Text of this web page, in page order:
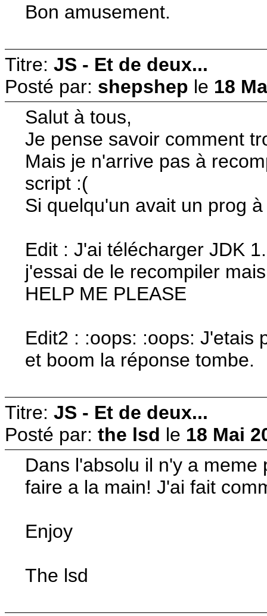
Bon amusement.
Titre: JS - Et de deux...
Posté par: shepshep le 18
Salut à tous,
Je pense savoir comment
Mais je n'arrive pas à
script :(
Si quelqu'un avait un prog
Edit : J'ai télécharger JDK
j'essai de le recompiler
HELP ME PLEASE
Edit2 : :oops: :oops: J'etais
et boom la réponse tombe.
Titre: JS - Et de deux...
Posté par: the lsd le 18 Mai
Dans l'absolu il n'y a
faire a la main! J'ai fait
Enjoy
The lsd